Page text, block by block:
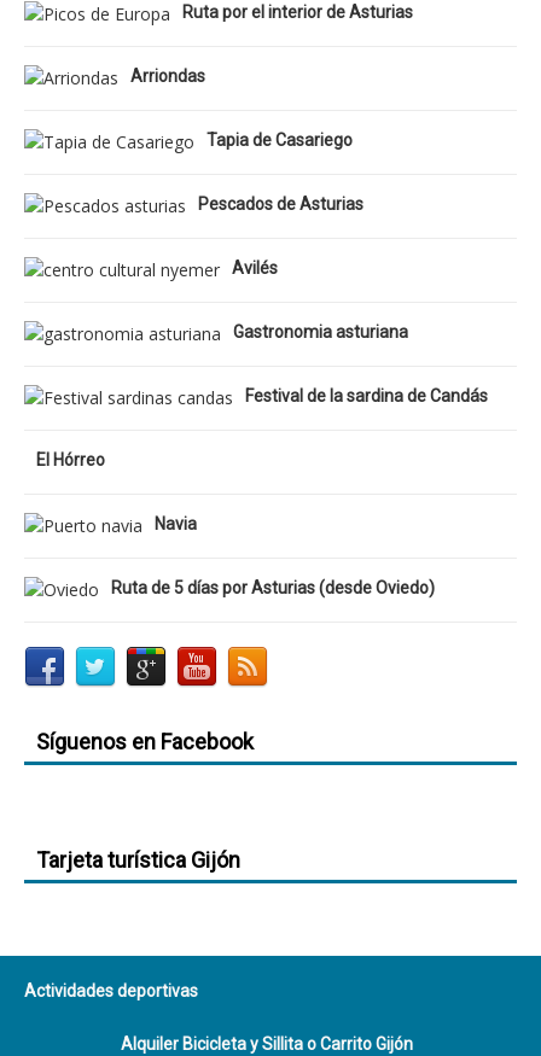
Ruta por el interior de Asturias
Arriondas
Tapia de Casariego
Pescados de Asturias
Avilés
Gastronomia asturiana
Festival de la sardina de Candás
El Hórreo
Navia
Ruta de 5 días por Asturias (desde Oviedo)
Síguenos en Facebook
Tarjeta turística Gijón
Actividades deportivas
Alquiler Bicicleta y Sillita o Carrito Gijón